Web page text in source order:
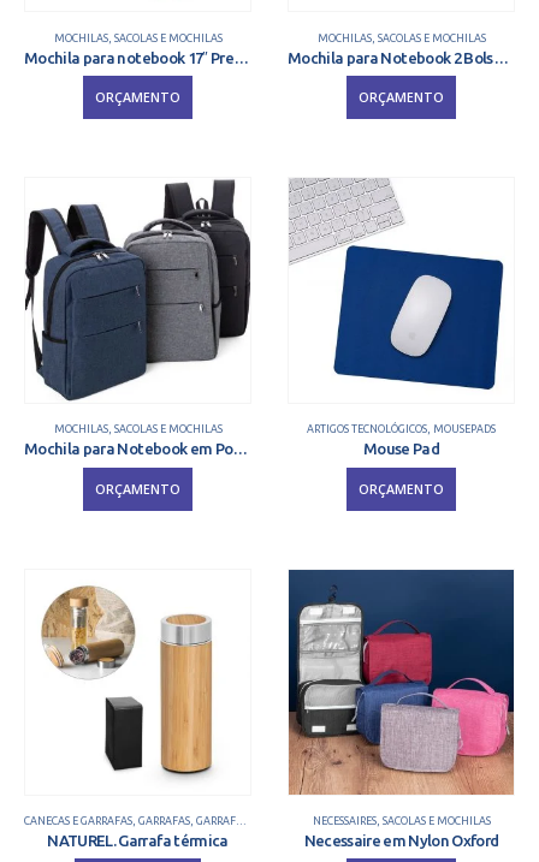
MOCHILAS, SACOLAS E MOCHILAS
ORÇAMENTO
MOCHILAS, SACOLAS E MOCHILAS
Mochila para Notebook 2 Bolsos 15.6”
ORÇAMENTO
MOCHILAS, SACOLAS E MOCHILAS
Mochila para Notebook em Poliéster 17″
ORÇAMENTO
ARTIGOS TECNOLÓGICOS, MOUSEPADS
Mouse Pad
ORÇAMENTO
CANECAS E GARRAFAS, GARRAFAS, GARRAFAS TÉRMICAS SQUEEZES
NATUREL. Garrafa térmica
NECESSAIRES, SACOLAS E MOCHILAS
Necessaire em Nylon Oxford